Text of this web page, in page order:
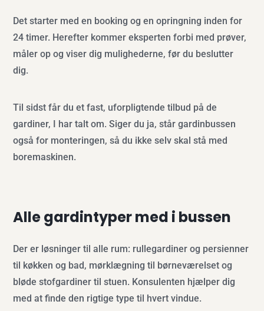
Det starter med en booking og en opringning inden for
24 timer. Herefter kommer eksperten forbi med prøver,
måler op og viser dig mulighederne, før du beslutter
dig.
Til sidst får du et fast, uforpligtende tilbud på de
gardiner, I har talt om. Siger du ja, står gardinbussen
også for monteringen, så du ikke selv skal stå med
boremaskinen.
Alle gardintyper med i bussen
Der er løsninger til alle rum: rullegardiner og persienner
til køkken og bad, mørklægning til børneværelset og
bløde stofgardiner til stuen. Konsulenten hjælper dig
med at finde den rigtige type til hvert vindue.